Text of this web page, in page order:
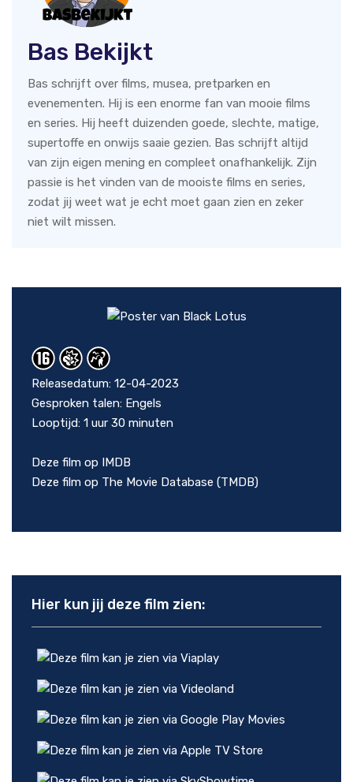
Bas Bekijkt
Bas schrijft over films, musea, pretparken en
evenementen. Hij is een enorme fan van mooie films
en series. Hij heeft duizenden goede, slechte, matige,
supertoffe en onwijs saaie gezien. Bas schrijft altijd
van zijn eigen mening en compleet onafhankelijk. Zijn
passie is het vinden van de mooiste films en series,
zodat jij weet wat je echt moet gaan zien en zeker
niet wilt missen.
Releasedatum: 12-04-2023
Gesproken talen: Engels
Looptijd: 1 uur 30 minuten
Deze film op IMDB
Deze film op The Movie Database (TMDB)
Hier kun jij deze film zien: